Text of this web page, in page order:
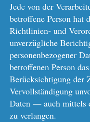
Jede von der
betroffene Person hat
Richtlinien- und
unverzügliche
personenbezogener
betroffenen Person
Berücksichtigung der
Vervollständigung
Daten — auch mittels
zu verlangen.